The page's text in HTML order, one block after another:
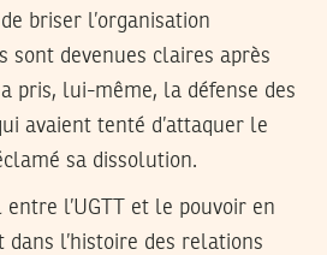
briser l’organisation
sont devenues claires après
pris, lui-même, la défense des
avaient tenté d’attaquer le
sa dissolution.
entre l’UGTT et le pouvoir en
dans l’histoire des relations